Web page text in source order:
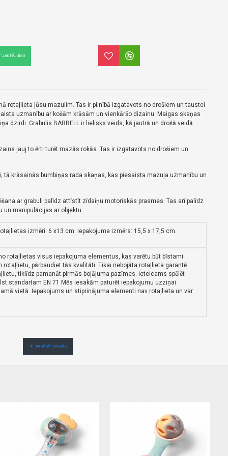
JAUTĀJUMU
rotaļlieta jūsu mazulim. Tas ir pilnībā izgatavots no drošiem un taustei
uzmanību ar košām krāsām un vienkāršo dizainu. Maigas skaņas
dzirdi. Grabulis BARBELL ir lielisks veids, kā jautrā un drošā veidā
ļauj to ērti turēt mazās rokās. Tas ir izgatavots no drošiem un
tā krāsainās bumbiņas rada skaņas, kas piesaista mazuļa uzmanību un
ar grabuli palīdz attīstīt zīdaiņu motoriskās prasmes. Tas arī palīdz
un manipulācijas ar objektu.
izmēri: 6 x13 cm. Iepakojuma izmērs: 15,5 x 17,5 cm.
no rotaļlietas visus iepakojuma elementus, kas varētu būt bīstami
rotaļlietu, pārbaudiet tās kvalitāti. Tikai nebojāta rotaļlieta garantē
tiklīdz pamanāt pirmās bojājuma pazīmes. Ieteicams spēlēt
standartam EN 71 Mēs iesakām paturēt iepakojumu uzziņai.
vietā. Iepakojums un stiprinājuma elementi nav rotaļlieta un var